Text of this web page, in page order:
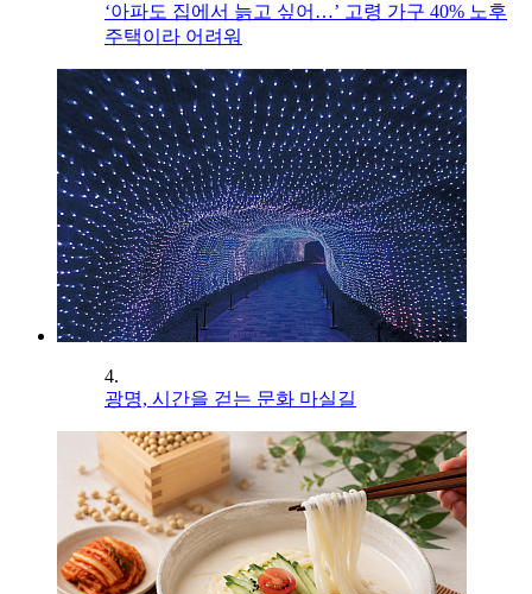
‘아파도 집에서 늙고 싶어…’ 고령 가구 40% 노후
주택이라 어려워
4.
광명, 시간을 걷는 문화 마실길